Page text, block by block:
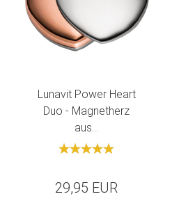
Lunavit Power Heart
Duo - Magnetherz
aus...
29,95 EUR